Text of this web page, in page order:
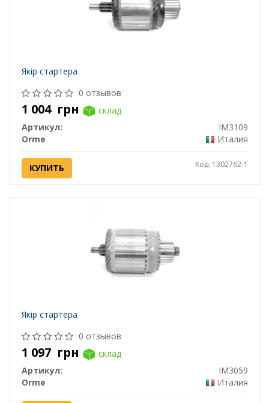
Якір стартера
0 отзывов
1 004 грн
склад
Артикул:
IM3109
Orme
Италия
КУПИТЬ Код: 1302762-1
Якір стартера
0 отзывов
1 097 грн
склад
Артикул:
IM3059
Orme
Италия